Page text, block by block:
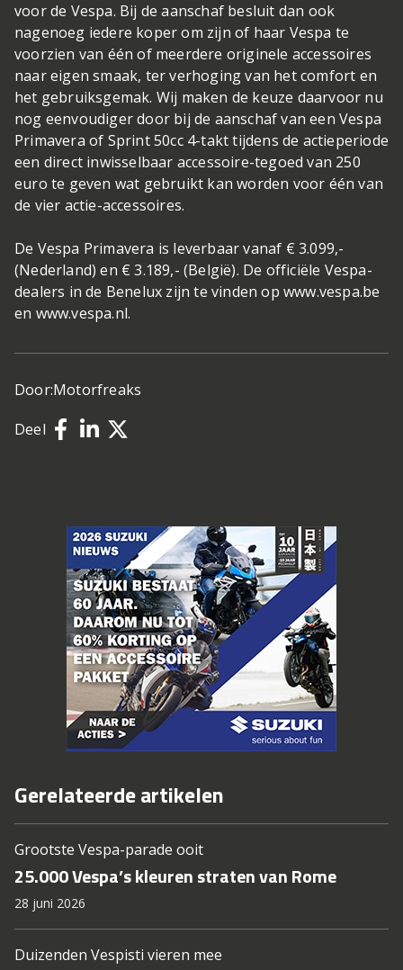
voor de Vespa. Bij de aanschaf besluit dan ook
nagenoeg iedere koper om zijn of haar Vespa te
voorzien van één of meerdere originele accessoires
naar eigen smaak, ter verhoging van het comfort en
het gebruiksgemak. Wij maken de keuze daarvoor nu
nog eenvoudiger door bij de aanschaf van een Vespa
Primavera of Sprint 50cc 4-takt tijdens de actieperiode
een direct inwisselbaar accessoire-tegoed van 250
euro te geven wat gebruikt kan worden voor één van
de vier actie-accessoires.
De Vespa Primavera is leverbaar vanaf € 3.099,-
(Nederland) en € 3.189,- (België). De officiële Vespa-
dealers in de Benelux zijn te vinden op www.vespa.be
en www.vespa.nl.
Door:Motorfreaks
Deel
Gerelateerde artikelen
Grootste Vespa-parade ooit
25.000 Vespa’s kleuren straten van Rome
28 juni 2026
Duizenden Vespisti vieren mee